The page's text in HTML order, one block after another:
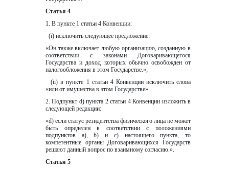
Статья 4
1. В пункте 1 статьи 4 Конвенции:
  (i) исключить следующее предложение:
«Он также включает любую организацию, созданную в
соответствии c законами Договаривающегося
Государства и доход которых обычно освобожден от
налогообложения в этом Государстве.»;
  (ii) в пункте 1 статьи 4 Конвенции исключить слова
«или от имущества в этом Государстве».
2. Подпункт d) пункта 2 статьи 4 Конвенции изложить в
следующей редакции:
«d) если статус резидентства физического лица не может
быть определен в соответствии с положениями
подпунктов а), b) и c) настоящего пункта, то
компетентные органы Договаривающихся Государств
решают данный вопрос по взаимному согласию.».
Статья 5